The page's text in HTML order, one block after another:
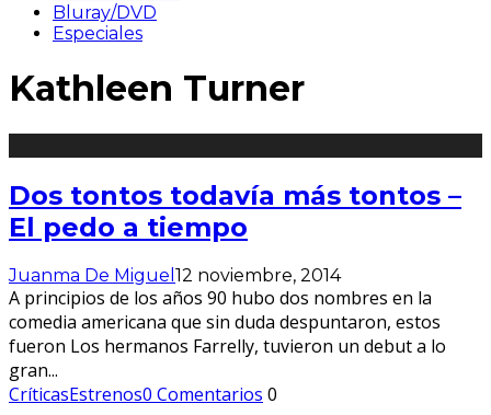
Bluray/DVD
Especiales
Kathleen Turner
Dos tontos todavía más tontos –
El pedo a tiempo
Juanma De Miguel 12 noviembre, 2014
A principios de los años 90 hubo dos nombres en la
comedia americana que sin duda despuntaron, estos
fueron Los hermanos Farrelly, tuvieron un debut a lo
gran...
CríticasEstrenos0 Comentarios 0